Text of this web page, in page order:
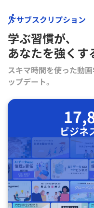
サブスクリプション
学ぶ習慣が､
あなたを強くす
スキマ時間を使った動
ップデート。
ビジネ